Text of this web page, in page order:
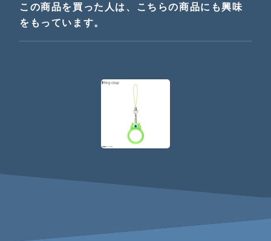
この商品を買った人は、こちらの商品にも興味
をもっています。